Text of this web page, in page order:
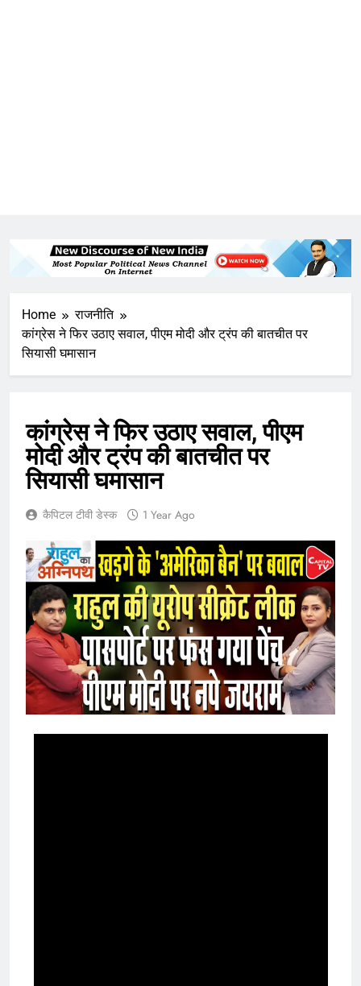
Home
राजनीति
कांग्रेस ने फिर उठाए सवाल, पीएम मोदी और ट्रंप की बातचीत पर
सियासी घमासान
कांग्रेस ने फिर उठाए सवाल, पीएम
मोदी और ट्रंप की बातचीत पर
सियासी घमासान
कैपिटल टीवी डेस्क 1 Year Ago